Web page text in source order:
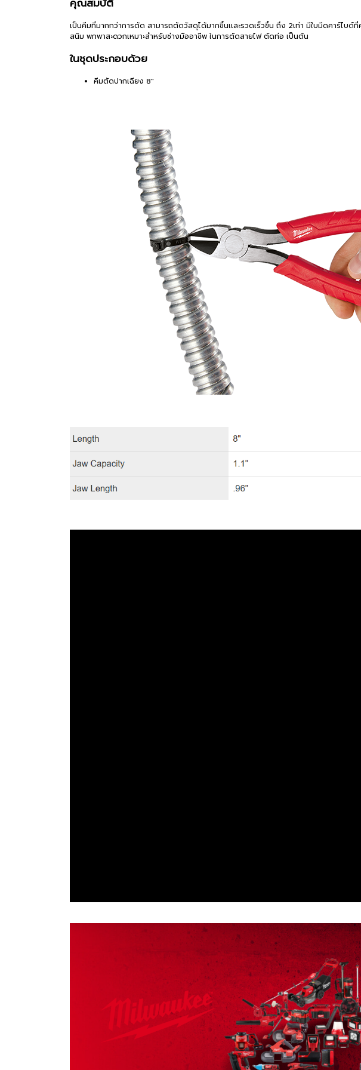
เป็นคีมที่มากกว่าการตัด สามารถตัดวัสดุได้มากขึ้นเเละรวดเร็วขึ้น ถึง 2เท่า มีใบมีดคาร์ไบ
สนิม พกพาสะดวกเหมาะสำหรับช่างมืออาชีพ ในการตัดสายไฟ ตัดท่อ เป็นต้น
ในชุดประกอบด้วย
คีมตัดปากเฉียง 8"